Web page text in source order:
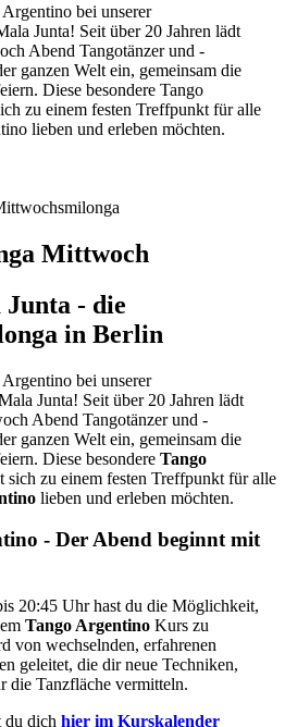
bei unserer
Junta! Seit über 20 Jahren lädt
Abend Tangotänzer und -
ganzen Welt ein, gemeinsam die
Diese besondere Tango
zu einem festen Treffpunkt für alle
lieben und erleben möchten.
Mittwoch
- die
in Berlin
bei unserer
Junta! Seit über 20 Jahren lädt
Abend Tangotänzer und -
ganzen Welt ein, gemeinsam die
Diese besondere Tango
sich zu einem festen Treffpunkt für alle
lieben und erleben möchten.
- Der Abend beginnt mit
20:45 Uhr hast du die Möglichkeit,
Tango Argentino Kurs zu
von wechselnden, erfahrenen
geleitet, die dir neue Techniken,
die Tanzfläche vermitteln.
du dich hier im Kurskalender